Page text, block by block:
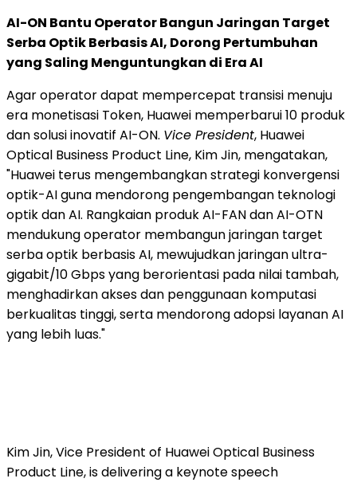
AI-ON Bantu Operator Bangun Jaringan Target
Serba Optik Berbasis AI, Dorong Pertumbuhan
yang Saling Menguntungkan di Era AI
Agar operator dapat mempercepat transisi menuju
era monetisasi Token, Huawei memperbarui 10 produk
dan solusi inovatif AI-ON. Vice President, Huawei
Optical Business Product Line, Kim Jin, mengatakan,
"Huawei terus mengembangkan strategi konvergensi
optik-AI guna mendorong pengembangan teknologi
optik dan AI. Rangkaian produk AI-FAN dan AI-OTN
mendukung operator membangun jaringan target
serba optik berbasis AI, mewujudkan jaringan ultra-
gigabit/10 Gbps yang berorientasi pada nilai tambah,
menghadirkan akses dan penggunaan komputasi
berkualitas tinggi, serta mendorong adopsi layanan AI
yang lebih luas."
Kim Jin, Vice President of Huawei Optical Business
Product Line, is delivering a keynote speech